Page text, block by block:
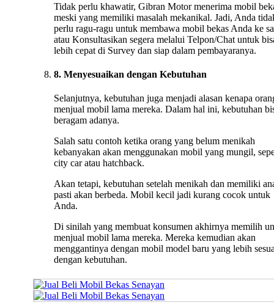
Tidak perlu khawatir, Gibran Motor menerima mobil
meski yang memiliki masalah mekanikal. Jadi, Anda
perlu ragu-ragu untuk membawa mobil bekas Anda ke
atau Konsultasikan segera melalui Telpon/Chat untuk
lebih cepat di Survey dan siap dalam pembayaranya.
8. Menyesuaikan dengan Kebutuhan
Selanjutnya, kebutuhan juga menjadi alasan kenapa
menjual mobil lama mereka. Dalam hal ini, kebutuhan
beragam adanya.
Salah satu contoh ketika orang yang belum menikah
kebanyakan akan menggunakan mobil yang mungil,
city car atau hatchback.
Akan tetapi, kebutuhan setelah menikah dan memiliki
pasti akan berbeda. Mobil kecil jadi kurang cocok untuk
Anda.
Di sinilah yang membuat konsumen akhirnya memilih
menjual mobil lama mereka. Mereka kemudian akan
menggantinya dengan mobil model baru yang lebih
dengan kebutuhan.